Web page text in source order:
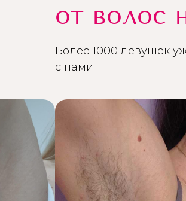
от волос
Более 1000 девушек
с нами